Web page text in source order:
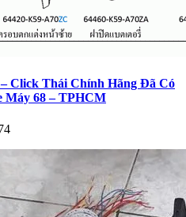
Click Thái Chính Hãng Đã Có
Máy 68 – TPHCM